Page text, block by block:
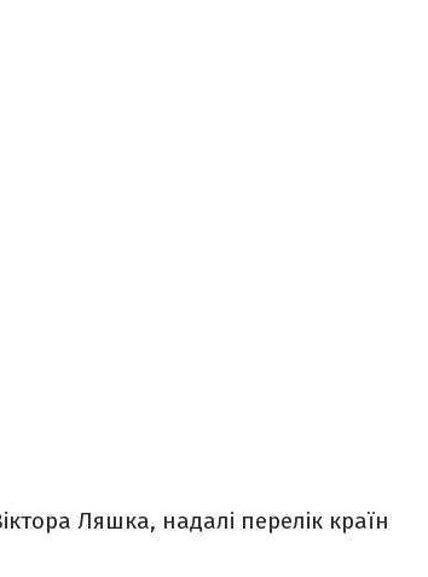
Ляшка, надалі перелік країн